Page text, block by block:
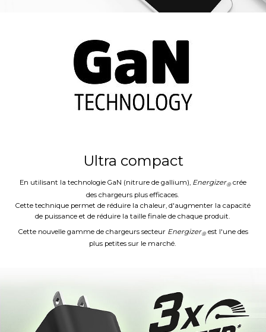
Ultra compact
En utilisant la technologie GaN (nitrure de gallium), Energizer®crée
des chargeurs plus efficaces.
Cette technique permet de réduire la chaleur, d'augmenter la capacité
de puissance et de réduire la taille finale de chaque produit.
Cette nouvelle gamme de chargeurs secteur Energizer®est l'une des
plus petites sur le marché.